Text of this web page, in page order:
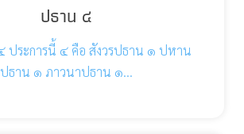
ปธาน ๔
ประการนี้ ๔ คือ สังวรปธาน ๑ ปหาน
ปธาน ๑ ภาวนาปธาน ๑…